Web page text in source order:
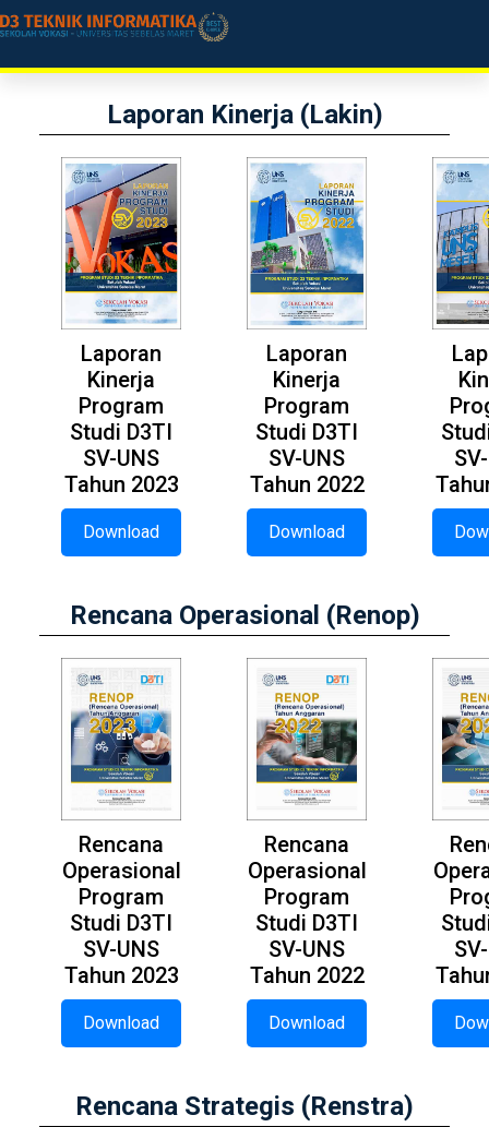
Laporan Kinerja (Lakin)
Laporan
Kinerja
Program
Studi D3TI
SV-UNS
Tahun 2023
Download
Laporan
Kinerja
Program
Studi D3TI
SV-UNS
Tahun 2022
Download
Rencana Operasional (Renop)
Rencana
Operasional
Program
Studi D3TI
SV-UNS
Tahun 2023
Download
Rencana
Operasional
Program
Studi D3TI
SV-UNS
Tahun 2022
Download
Rencana Strategis (Renstra)